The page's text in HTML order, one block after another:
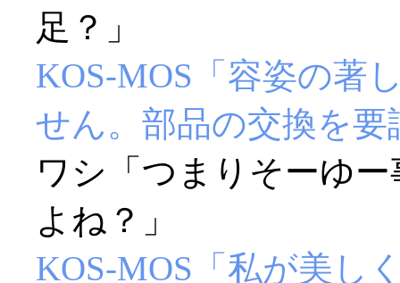
足？」
KOS-MOS「容姿の著
せん。部品の交換を
ワシ「つまりそーゆ
よね？」
KOS-MOS「私が美し